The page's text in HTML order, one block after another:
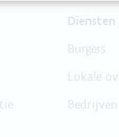
Burgers
Lokale
Bedrijven